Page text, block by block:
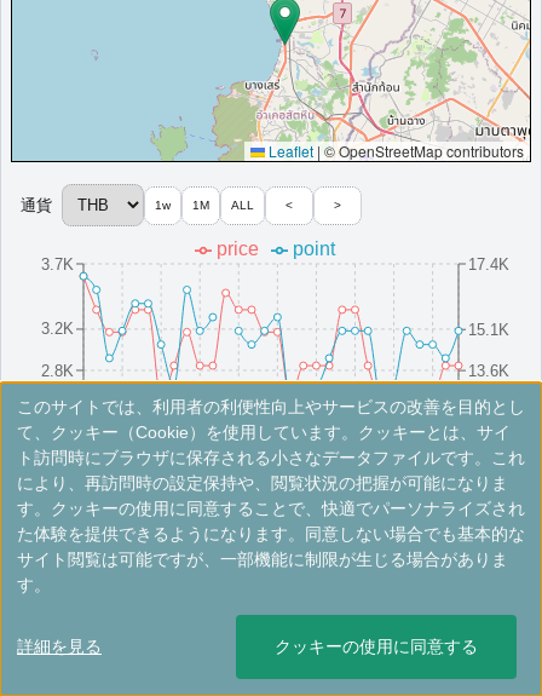
2,660
情報サイ
ト:syukalog.com
ラウンジアクセス有（ラウンジ設置ホテルのみ）,客
室アップグレード有（スイート含む）※ラウンジ有の場合「ラウンジ朝食」
固定,プライベートバトラーサービス
More...
ルネッサンス・パタヤ・リゾート＆スパ
パタヤの高級ビーチフロントリゾート、ルネッサンス・パタヤ・
リゾート＆スパで、息を呑むような景色をお楽しみください。
タイパタヤ
開業:2017
年
最低価格目安:￥ 3,601
THB
情報サイト:sho-
design.net
Marriott Bonvoyで価格をみる
プラチナエリート特典：ウェルカムギフト朝食選択可,ラウンジアクセス有
（一部リゾート除く）,客室アップグレード有（スイート含む）,R Barでのイ
ブニングカナッペとドリンク提供
More...
1 - 2 件 / 全 2 件
Leaflet | © OpenStreetMap contributors
8/1(Fri)8/4(Mon)8/7(Thu)8/10(Sun)8/13(Wed)8/16(Sat)8/19(Tue)8/22(Fri)8/25(Mon)8/28(Thu)
2.5K
2.8K
3.2K
3.7K
12.1K
13.6K
15.1K
17.4K
price point
※手数料別。レートは目安ですので最新の情報は公式サイトでご確認ください。
通貨 1w 1M ALL < >
コートヤード・ノース・パタヤ
タイ・パタヤのスタイリッシュな当ホテルは、パタヤで人気の観光
タイパタヤ
開業:2020年
このサイトでは、利用者の利便性向上やサービスの改善を目的とし
て、クッキー（Cookie）を使用しています。クッキーとは、サイ
ト訪問時にブラウザに保存される小さなデータファイルです。これ
により、再訪問時の設定保持や、閲覧状況の把握が可能になりま
す。クッキーの使用に同意することで、快適でパーソナライズされ
た体験を提供できるようになります。同意しない場合でも基本的な
サイト閲覧は可能ですが、一部機能に制限が生じる場合がありま
す。
詳細を見る クッキーの使用に同意する